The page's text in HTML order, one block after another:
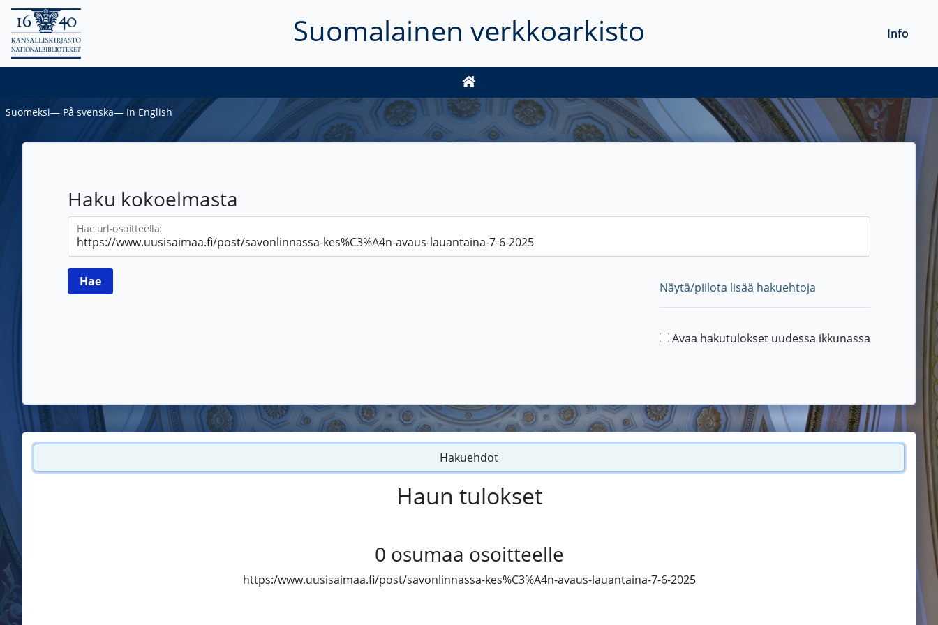
Suomalainen verkkoarkisto Info
Suomeksi― På svenska― In English
Haku kokoelmasta
Hae url-osoitteella:
Näytä/piilota lisää hakuehtoja
Avaa hakutulokset uudessa ikkunassa
Hakuehdot
Haun tulokset
0 osumaa osoitteelle
https:/www.uusisaimaa.fi/post/savonlinnassa-kes%C3%A4n-avaus-lauantaina-7-6-2025